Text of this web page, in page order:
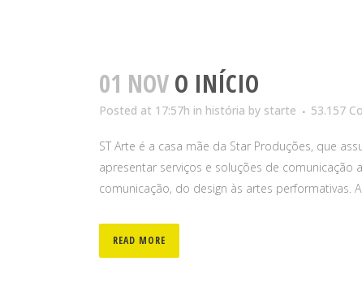
01 NOVO INÍCIO
Posted at 17:57h in história by starte 53.157
ST Arte é a casa mãe da Star Produções, que
apresentar serviços e soluções de comunicação
comunicação, do design às artes performativas.
READ MORE